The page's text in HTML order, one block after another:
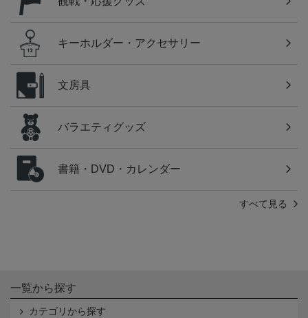
キーホルダー・アクセサリー
文房具
バラエティグッズ
書籍・DVD・カレンダー
すべて見る
一覧から探す
カテゴリから探す